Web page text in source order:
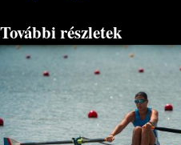
További részletek